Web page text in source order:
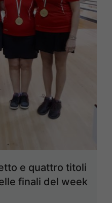
e quattro titoli
finali del week